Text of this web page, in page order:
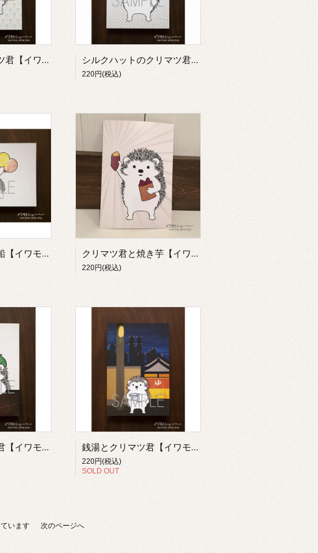
アイスとクリマツ君【イワモトシューヘー】 シルクハットのクリマツ君【イワモトシューヘー】
220円(税込)
クリマツ君と風船【イワモトシューヘー】 クリマツ君と焼き芋【イワモトシューヘー】
220円(税込)
手紙とクリマツ君【イワモトシューヘー】 銭湯とクリマツ君【イワモトシューヘー】
220円(税込)
SOLD OUT
います 次のページへ